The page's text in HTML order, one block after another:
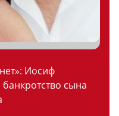
Иосиф
сына